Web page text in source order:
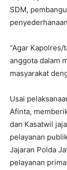
SDM,
“Agar
anggota dalam
masyarakat
Usai
Afinta,
dan Kasatwil
pelayanan
Jajaran Polda
pelayanan